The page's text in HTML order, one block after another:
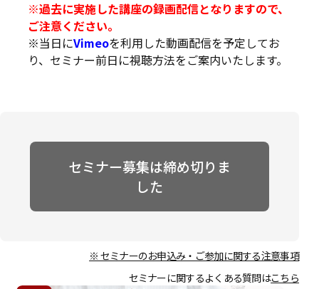
※過去に実施した講座の録画配信となりますので、
ご注意ください。
※当日にVimeoを利用した動画配信を予定してお
り、セミナー前日に視聴方法をご案内いたします。
セミナー募集は締め切りま
した
※ セミナーのお申込み・ご参加に関する注意事項
セミナーに関するよくある質問はこちら